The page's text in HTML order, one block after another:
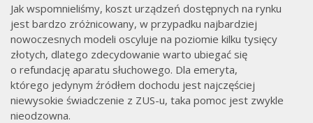
Jak wspomnieliśmy, koszt urządzeń dostępnych na rynku
jest bardzo zróżnicowany, w przypadku najbardziej
nowoczesnych modeli oscyluje na poziomie kilku tysięcy
złotych, dlatego zdecydowanie warto ubiegać się
o refundację aparatu słuchowego. Dla emeryta,
którego jedynym źródłem dochodu jest najczęściej
niewysokie świadczenie z ZUS-u, taka pomoc jest zwykle
nieodzowna.